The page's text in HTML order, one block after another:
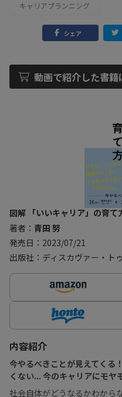
キャリアプランニング
シェア
動画で紹介した書籍
図解 「いいキャリア」の育
著者： 青田 努
発売日：2023/07/21
出版社：ディスカヴァー・ト
内容紹介
今やるべきことが見えてくる
くない... 今のキャリアにモヤ
社会自体がどうなるかわから